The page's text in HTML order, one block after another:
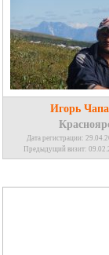
Игорь
Дата регистрации:
Предыдущий визит: